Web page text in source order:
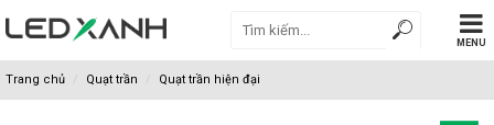
MENU
Trang chủ Quạt trần Quạt trần hiện đại